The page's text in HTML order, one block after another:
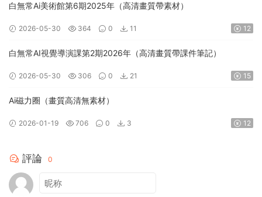
白無常Ai美術館第6期2025年（高清畫質帶素材）
2026-05-30 364 0 11 12
白無常AI視覺導演課第2期2026年（高清畫質帶課件筆記）
2026-05-30 306 0 21 15
Ai磁力圈（畫質高清無素材）
2026-01-19 706 0 3 12
評論 0